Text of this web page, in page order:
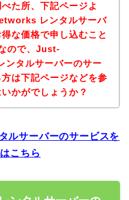
た所、下記ページよ
レンタルサーバ
な価格で申し込むこと
ので、Just-
タルサーバーのサー
は下記ページなどを参
かがでしょうか？
サーバーのサービスを
こちら